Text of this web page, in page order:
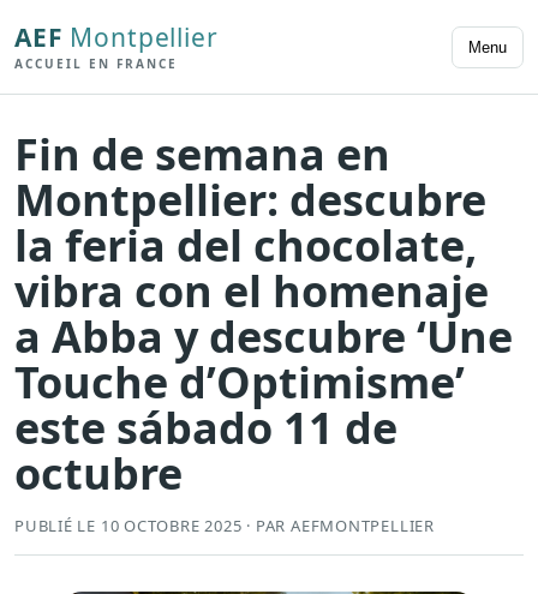
AEF Montpellier
ACCUEIL EN FRANCE
Menu
Fin de semana en
Montpellier: descubre
la feria del chocolate,
vibra con el homenaje
a Abba y descubre ‘Une
Touche d’Optimisme’
este sábado 11 de
octubre
PUBLIÉ LE 10 OCTOBRE 2025 · PAR AEFMONTPELLIER